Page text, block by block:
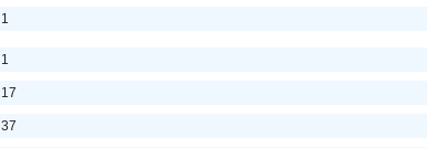
1
1
17
37